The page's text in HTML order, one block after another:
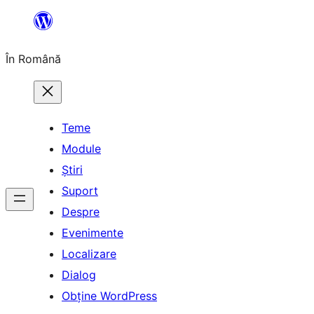
conținut
În Română
Teme
Module
Știri
Suport
Despre
Evenimente
Localizare
Dialog
Obține WordPress